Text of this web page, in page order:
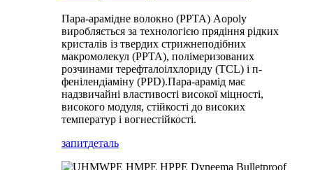
Пара-арамідне волокно (PPTA) Aopoly
виробляється за технологією прядіння рідких
кристалів із твердих стрижнеподібних
макромолекул (PPTA), полімеризованих
розчинами терефталоілхлориду (TCL) і п-
фенілендіаміну (PPD).Пара-арамід має
надзвичайні властивості високої міцності,
високого модуля, стійкості до високих
температур і вогнестійкості.
запитдеталь